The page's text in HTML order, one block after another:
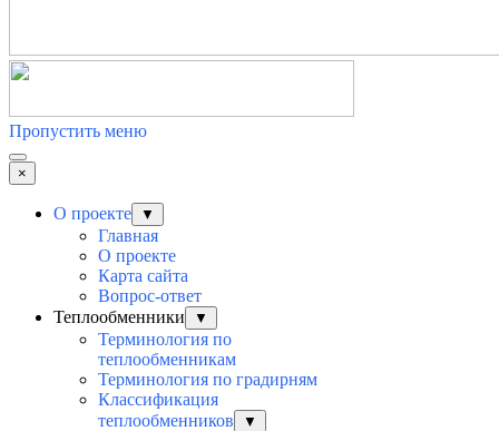
Пропустить меню
×
О проекте ▼
Главная
О проекте
Карта сайта
Вопрос-ответ
Теплообменники
▼
Терминология по
теплообменникам
Терминология по градирням
Классификация
теплообменников
▼